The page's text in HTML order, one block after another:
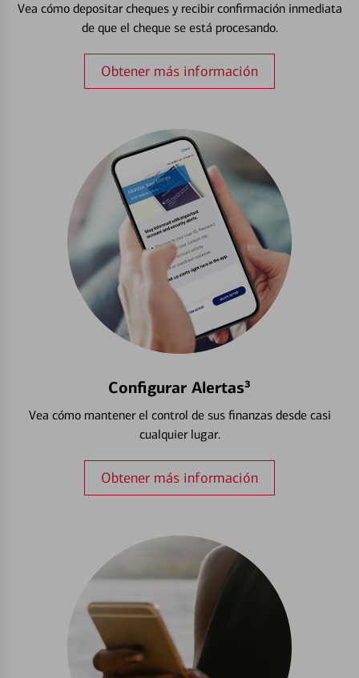
Vea cómo depositar cheques y recibir confirmación inmediata
de que el cheque se está procesando.
Obtener más información
Configurar Alertas³
Vea cómo mantener el control de sus finanzas desde casi
cualquier lugar.
Obtener más información